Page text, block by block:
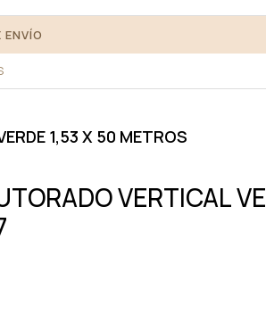
1,53 X 50 METROS
VERTICAL